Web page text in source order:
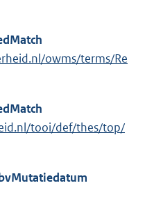
owms/terms/Re
tooi/def/thes/top/